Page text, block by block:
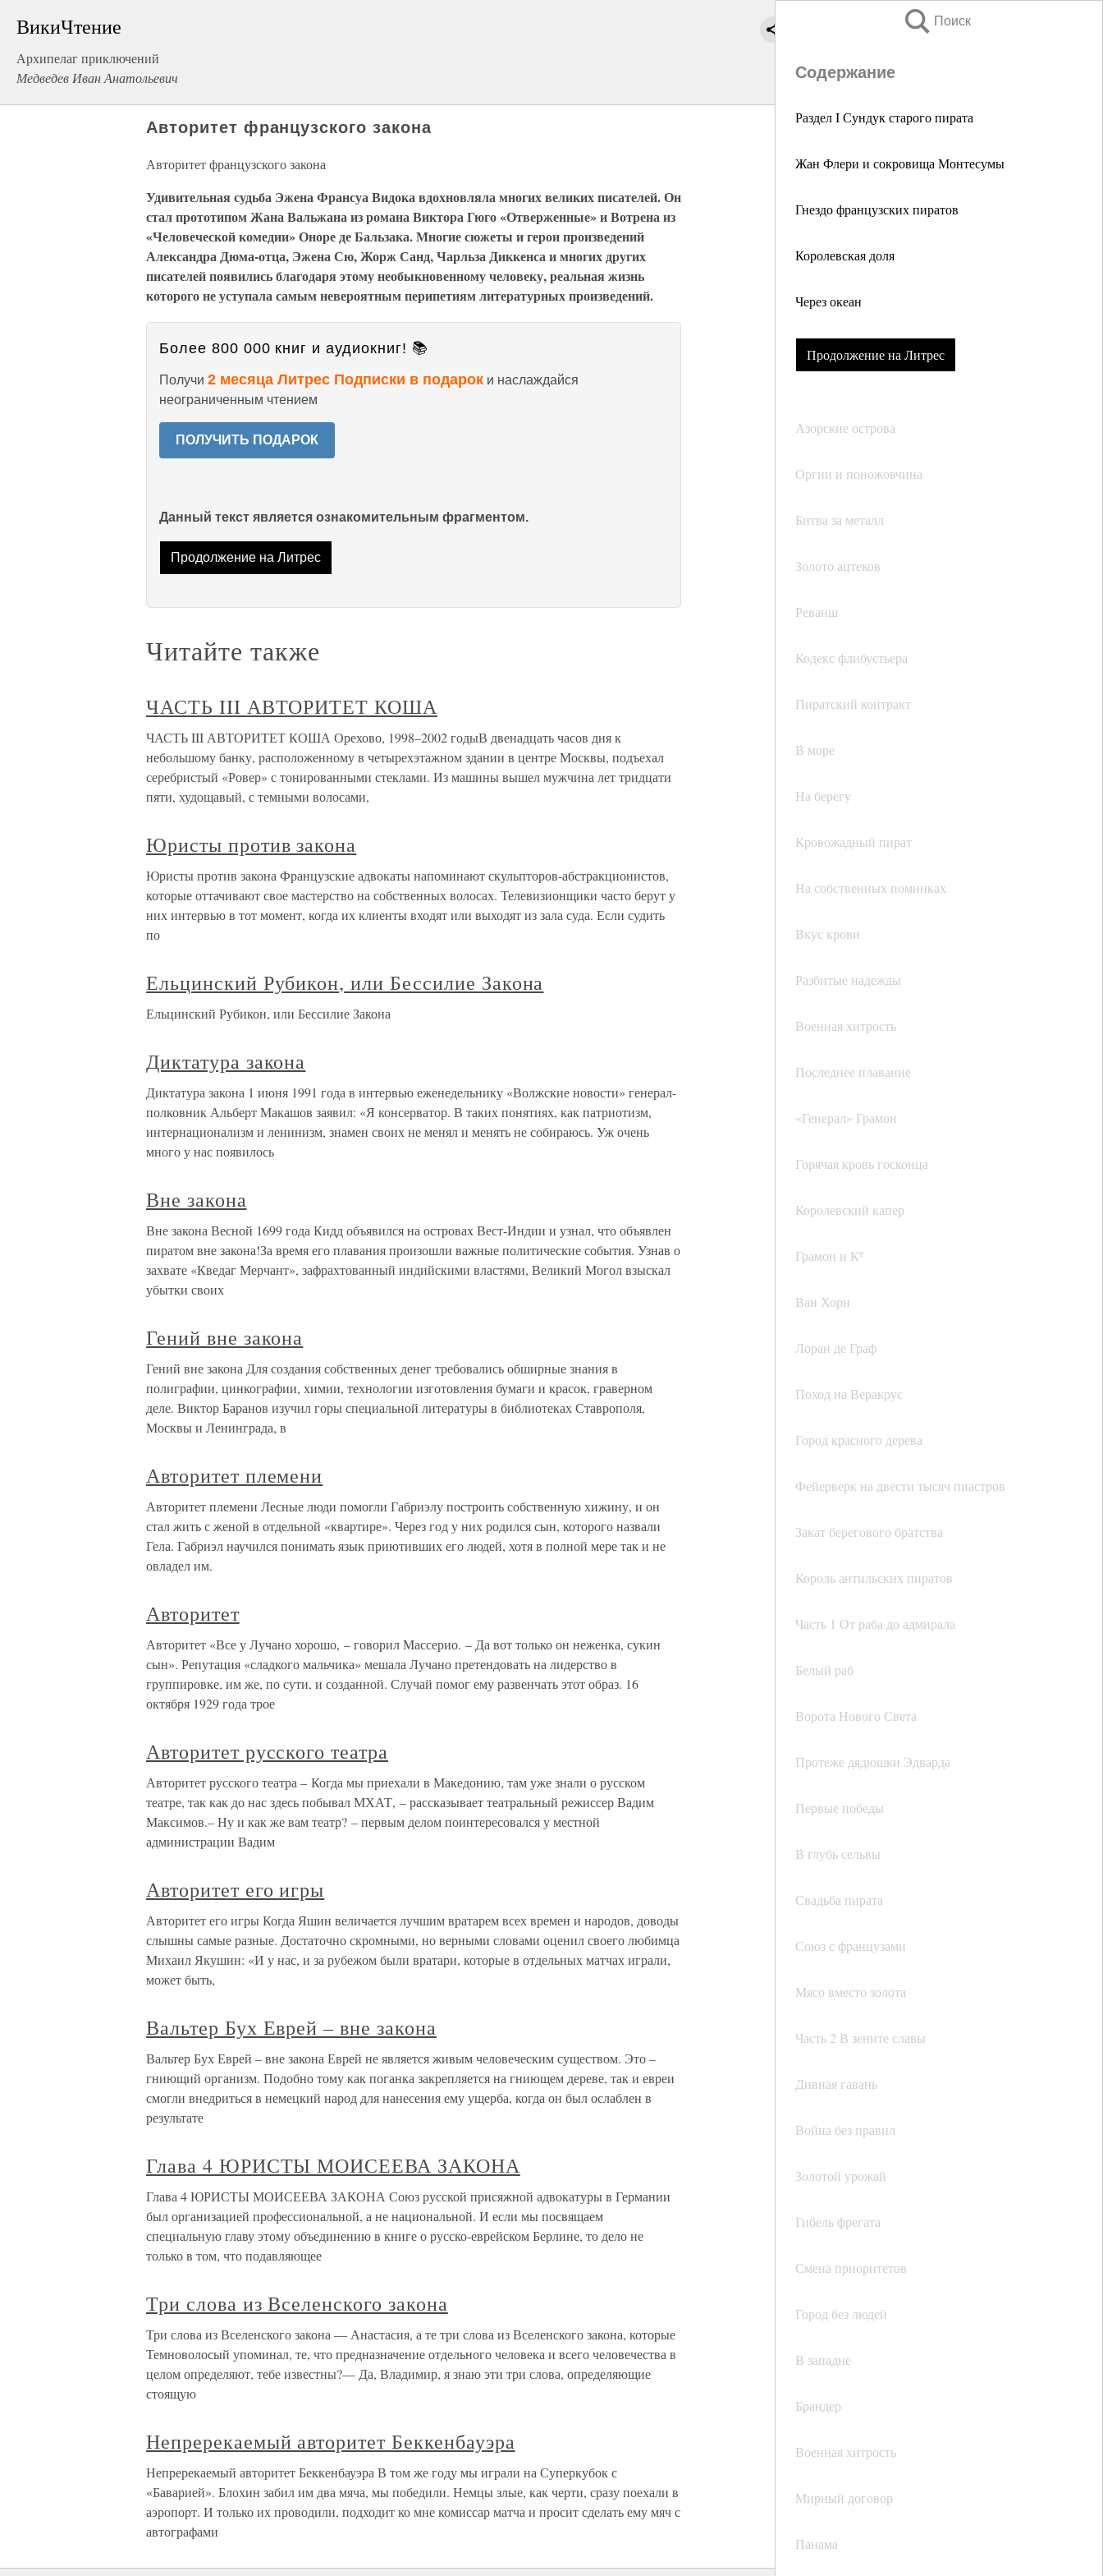
ВикиЧтение
Архипелаг приключений
Медведев Иван Анатольевич
Поиск
Содержание
Раздел I Сундук старого пирата
Жан Флери и сокровища Монтесумы
Гнездо французских пиратов
Королевская доля
Через океан
Продолжение на Литрес
Азорские острова
Оргии и поножовчина
Битва за металл
Золото ацтеков
Реванш
Кодекс флибустьера
Пиратский контракт
В море
На берегу
Кровожадный пират
На собственных поминках
Вкус крови
Разбитые надежды
Военная хитрость
Последнее плавание
«Генерал» Грамон
Горячая кровь госконца
Королевский капер
Грамон и Кº
Ван Хорн
Лоран де Граф
Поход на Веракрус
Город красного дерева
Фейерверк на двести тысяч пиастров
Закат берегового братства
Король антильских пиратов
Часть 1 От раба до адмирала
Белый раб
Ворота Нового Света
Протеже дядюшки Эдварда
Первые победы
В глубь сельвы
Свадьба пирата
Союз с французами
Мясо вместо золота
Часть 2 В зените славы
Дивная гавань
Война без правил
Золотой урожай
Гибель фрегата
Смена приоритетов
Город без людей
В западне
Брандер
Военная хитрость
Мирный договор
Панама
Авторитет французского закона
Авторитет французского закона
Удивительная судьба Эжена Франсуа Видока вдохновляла многих великих писателей. Он
стал прототипом Жана Вальжана из романа Виктора Гюго «Отверженные» и Вотрена из
«Человеческой комедии» Оноре де Бальзака. Многие сюжеты и герои произведений
Александра Дюма-отца, Эжена Сю, Жорж Санд, Чарльза Диккенса и многих других
писателей появились благодаря этому необыкновенному человеку, реальная жизнь
которого не уступала самым невероятным перипетиям литературных произведений.
Более 800 000 книг и аудиокниг! 📚
Получи 2 месяца Литрес Подписки в подарок и наслаждайся
неограниченным чтением
ПОЛУЧИТЬ ПОДАРОК
Данный текст является ознакомительным фрагментом.
Продолжение на Литрес
Читайте также
ЧАСТЬ III АВТОРИТЕТ КОША
ЧАСТЬ III АВТОРИТЕТ КОША Орехово, 1998–2002 годыВ двенадцать часов дня к
небольшому банку, расположенному в четырехэтажном здании в центре Москвы, подъехал
серебристый «Ровер» с тонированными стеклами. Из машины вышел мужчина лет тридцати
пяти, худощавый, с темными волосами,
Юристы против закона
Юристы против закона Французские адвокаты напоминают скульпторов-абстракционистов,
которые оттачивают свое мастерство на собственных волосах. Телевизионщики часто берут у
них интервью в тот момент, когда их клиенты входят или выходят из зала суда. Если судить
по
Ельцинский Рубикон, или Бессилие Закона
Ельцинский Рубикон, или Бессилие Закона
Диктатура закона
Диктатура закона 1 июня 1991 года в интервью еженедельнику «Волжские новости» генерал-
полковник Альберт Макашов заявил: «Я консерватор. В таких понятиях, как патриотизм,
интернационализм и ленинизм, знамен своих не менял и менять не собираюсь. Уж очень
много у нас появилось
Вне закона
Вне закона Весной 1699 года Кидд объявился на островах Вест-Индии и узнал, что объявлен
пиратом вне закона!За время его плавания произошли важные политические события. Узнав о
захвате «Кведаг Мерчант», зафрахтованный индийскими властями, Великий Могол взыскал
убытки своих
Гений вне закона
Гений вне закона Для создания собственных денег требовались обширные знания в
полиграфии, цинкографии, химии, технологии изготовления бумаги и красок, граверном
деле. Виктор Баранов изучил горы специальной литературы в библиотеках Ставрополя,
Москвы и Ленинграда, в
Авторитет племени
Авторитет племени Лесные люди помогли Габриэлу построить собственную хижину, и он
стал жить с женой в отдельной «квартире». Через год у них родился сын, которого назвали
Гела. Габриэл научился понимать язык приютивших его людей, хотя в полной мере так и не
овладел им.
Авторитет
Авторитет «Все у Лучано хорошо, – говорил Массерио. – Да вот только он неженка, сукин
сын». Репутация «сладкого мальчика» мешала Лучано претендовать на лидерство в
группировке, им же, по сути, и созданной. Случай помог ему развенчать этот образ. 16
октября 1929 года трое
Авторитет русского театра
Авторитет русского театра – Когда мы приехали в Македонию, там уже знали о русском
театре, так как до нас здесь побывал МХАТ, – рассказывает театральный режиссер Вадим
Максимов.– Ну и как же вам театр? – первым делом поинтересовался у местной
администрации Вадим
Авторитет его игры
Авторитет его игры Когда Яшин величается лучшим вратарем всех времен и народов, доводы
слышны самые разные. Достаточно скромными, но верными словами оценил своего любимца
Михаил Якушин: «И у нас, и за рубежом были вратари, которые в отдельных матчах играли,
может быть,
Вальтер Бух Еврей – вне закона
Вальтер Бух Еврей – вне закона Еврей не является живым человеческим существом. Это –
гниющий организм. Подобно тому как поганка закрепляется на гниющем дереве, так и евреи
смогли внедриться в немецкий народ для нанесения ему ущерба, когда он был ослаблен в
результате
Глава 4 ЮРИСТЫ МОИСЕЕВА ЗАКОНА
Глава 4 ЮРИСТЫ МОИСЕЕВА ЗАКОНА Союз русской присяжной адвокатуры в Германии
был организацией профессиональной, а не национальной. И если мы посвящаем
специальную главу этому объединению в книге о русско-еврейском Берлине, то дело не
только в том, что подавляющее
Три слова из Вселенского закона
Три слова из Вселенского закона — Анастасия, а те три слова из Вселенского закона, которые
Темноволосый упоминал, те, что предназначение отдельного человека и всего человечества в
целом определяют, тебе известны?— Да, Владимир, я знаю эти три слова, определяющие
стоящую
Непререкаемый авторитет Беккенбауэра
Непререкаемый авторитет Беккенбауэра В том же году мы играли на Суперкубок с
«Баварией». Блохин забил им два мяча, мы победили. Немцы злые, как черти, сразу поехали в
аэропорт. И только их проводили, подходит ко мне комиссар матча и просит сделать ему мяч с
автографами